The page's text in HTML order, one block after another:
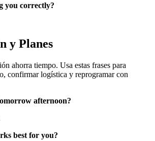
you correctly?
y Planes
ahorra tiempo. Usa estas frases para
confirmar logística y reprogramar con
afternoon?
best for you?